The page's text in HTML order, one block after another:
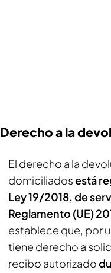
Derecho a la
El derecho a la
domiciliadosestá
Ley 19/2018, de
Reglamento (UE)
establece que, por
tiene derecho a
recibo autorizado